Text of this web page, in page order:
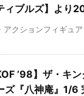
ィブルズ】より
クションフィギュア
’98】ザ・キ
ズ『八神庵』1/6